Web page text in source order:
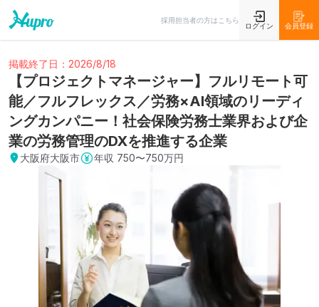
採用担当者の方はこちら
ログイン 会員登録
掲載終了日：2026/8/18
【プロジェクトマネージャー】フルリモート可
能／フルフレックス／労務×AI領域のリーディ
ングカンパニー！社会保険労務士業界および企
業の労務管理のDXを推進する企業
大阪府大阪市 年収 750〜750万円